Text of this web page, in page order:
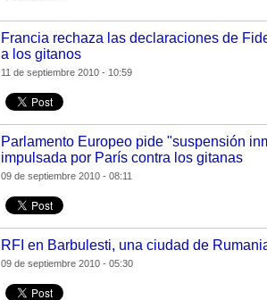
Francia rechaza las declaraciones de
a los gitanos
11 de septiembre 2010 - 10:59
Parlamento Europeo pide "suspensión
impulsada por París contra los gitanas
09 de septiembre 2010 - 08:11
RFI en Barbulesti, una ciudad de
09 de septiembre 2010 - 05:30